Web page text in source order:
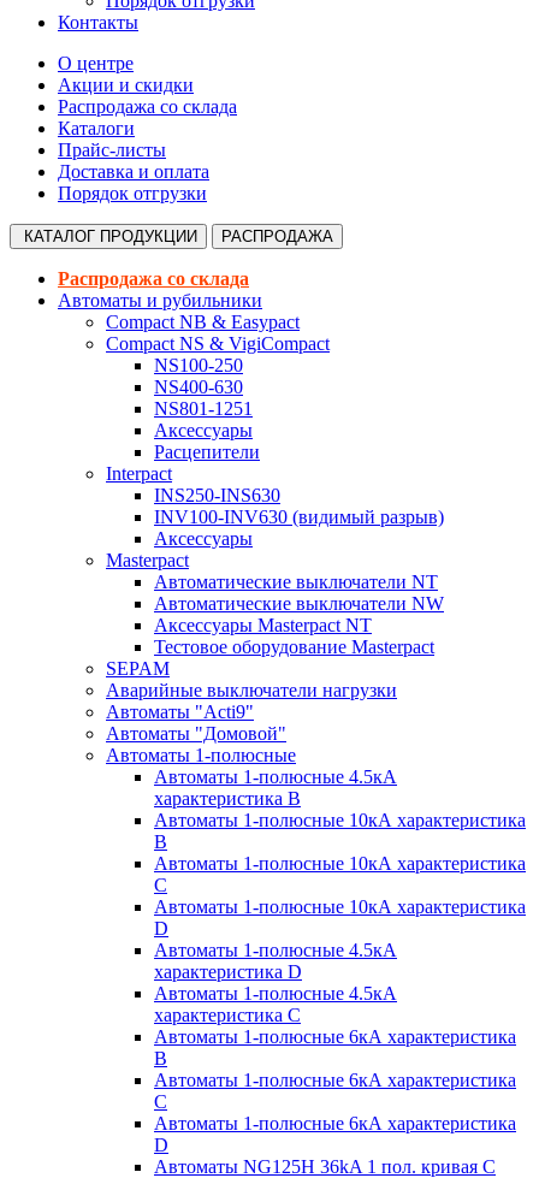
Контакты
О центре
Акции и скидки
Распродажа со склада
Каталоги
Прайс-листы
Доставка и оплата
Порядок отгрузки
КАТАЛОГ ПРОДУКЦИИ РАСПРОДАЖА
Распродажа со склада
Автоматы и рубильники
Compact NB & Easypact
Compact NS & VigiCompact
NS100-250
NS400-630
NS801-1251
Аксессуары
Расцепители
Interpact
INS250-INS630
INV100-INV630 (видимый разрыв)
Аксессуары
Masterpact
Автоматические выключатели NT
Автоматические выключатели NW
Аксессуары Masterpact NT
Тестовое оборудование Masterpact
SEPAM
Аварийные выключатели нагрузки
Автоматы "Acti9"
Автоматы "Домовой"
Автоматы 1-полюсные
Автоматы 1-полюсные 4.5кА
характеристика В
Автоматы 1-полюсные 10кА характеристика
B
Автоматы 1-полюсные 10кА характеристика
C
Автоматы 1-полюсные 10кА характеристика
D
Автоматы 1-полюсные 4.5кА
характеристика D
Автоматы 1-полюсные 4.5кА
характеристика С
Автоматы 1-полюсные 6кА характеристика
B
Автоматы 1-полюсные 6кА характеристика
C
Автоматы 1-полюсные 6кА характеристика
D
Автоматы NG125H 36kA 1 пол. кривая C